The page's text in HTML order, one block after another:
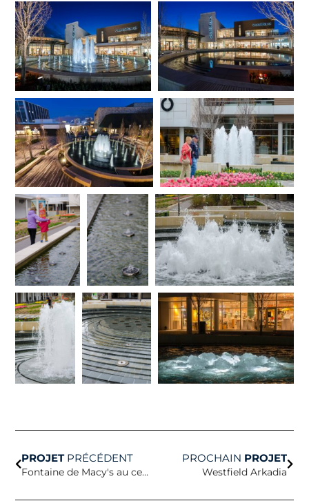
PROJETPRÉCÉDENT
Fontaine de Macy's au centre-ville de Summerlin
PROCHAIN PROJET
Westfield Arkadia